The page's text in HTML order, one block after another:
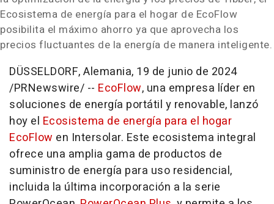
Ecosistema de energía para el hogar de EcoFlow
posibilita el máximo ahorro ya que aprovecha los
precios fluctuantes de la energía de manera inteligente.
DÜSSELDORF, Alemania, 19 de junio de 2024
/PRNewswire/ -- EcoFlow, una empresa líder en
soluciones de energía portátil y renovable, lanzó
hoy el Ecosistema de energía para el hogar
EcoFlow en Intersolar. Este ecosistema integral
ofrece una amplia gama de productos de
suministro de energía para uso residencial,
incluida la última incorporación a la serie